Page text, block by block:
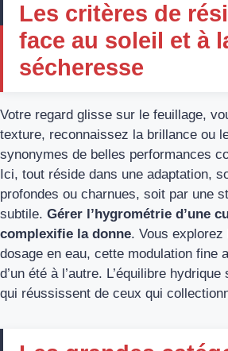
Les critères de
face au soleil et à
sécheresse
Votre regard glisse sur le feuillage,
texture, reconnaissez la brillance ou
synonymes de belles performances
Ici, tout réside dans une adaptation,
profondes ou charnues, soit par une
subtile. Gérer l’hygrométrie d’une
complexifie la donne. Vous
dosage en eau, cette modulation fine
d’un été à l’autre. L’équilibre
qui réussissent de ceux qui